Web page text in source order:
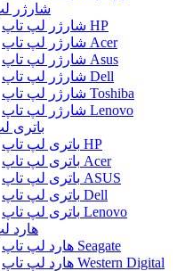
شارژر
شارژر لپ تاپ HP
شارژر لپ تاپ Acer
شارژر لپ تاپ Asus
شارژر لپ تاپ Dell
شارژر لپ تاپ Toshiba
شارژر لپ تاپ Lenovo
باتری
باتری لپ تاپ HP
باتری لپ تاپ Acer
باتری لپ تاپ ASUS
باتری لپ تاپ Dell
باتری لپ تاپ Lenovo
هارد
هارد لپ تاپ Seagate
هارد لپ تاپ Western Digital